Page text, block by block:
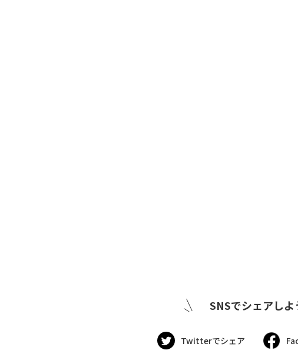
SNSでシェアしよ
Twitterでシェア